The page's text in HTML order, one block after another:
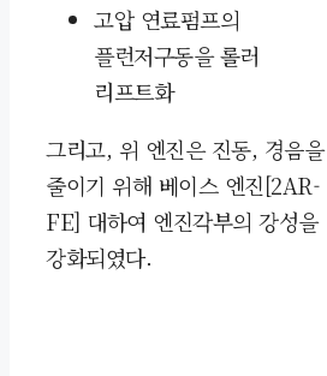
고압 연료펌프의
플런저구동을 롤러
리프트화
그리고, 위 엔진은 진동, 경음을
줄이기 위해 베이스 엔진[2AR-
FE] 대하여 엔진각부의 강성을
강화되였다.